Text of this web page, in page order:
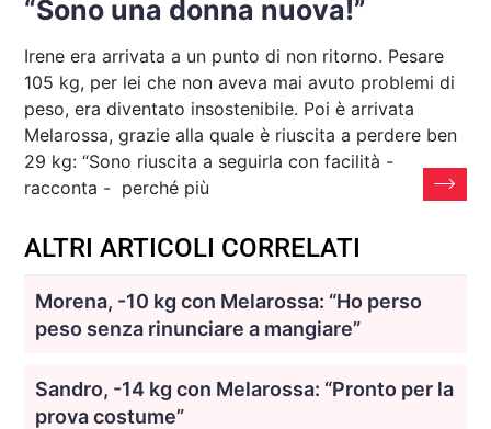
“Sono una donna nuova!”
Irene era arrivata a un punto di non ritorno. Pesare
105 kg, per lei che non aveva mai avuto problemi di
peso, era diventato insostenibile. Poi è arrivata
Melarossa, grazie alla quale è riuscita a perdere ben
29 kg: “Sono riuscita a seguirla con facilità -
racconta - perché più
ALTRI ARTICOLI CORRELATI
Morena, -10 kg con Melarossa: “Ho perso
peso senza rinunciare a mangiare”
Sandro, -14 kg con Melarossa: “Pronto per la
prova costume”